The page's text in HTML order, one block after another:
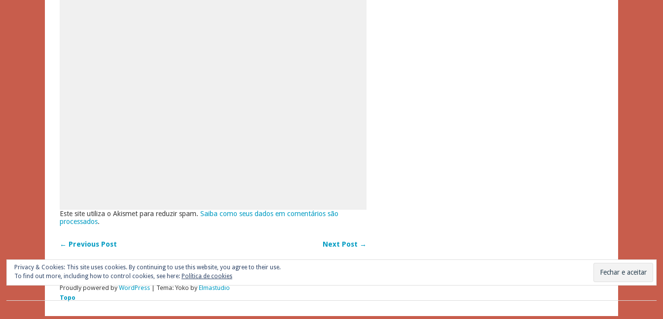
Este site utiliza o Akismet para reduzir spam. Saiba como seus dados em comentários são
processados.
← Previous Post Next Post →
Proudly powered byWordPress|Tema: Yoko byElmastudio
Topo
Privacy & Cookies: This site uses cookies. By continuing to use this website, you agree to their use.
To find out more, including how to control cookies, see here: Política de cookies